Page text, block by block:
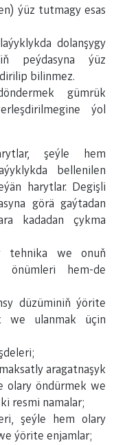
ýüz tutmagy esas
dolanşygy
peýdasyna ýüz
bilinmez.
gümrük
ýol
şeýle hem
bellenilen
harytlar. Degişli
görä gaýtadan
kadadan çykma
tehnika we onuň
önümleri hem-de
düzüminiň ýörite
we ulanmak üçin
aragatnaşyk
olary öndürmek we
resmi namalar;
şeýle hem olary
ýörite enjamlar;